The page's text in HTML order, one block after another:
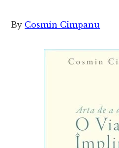
By Cosmin Cîmpanu